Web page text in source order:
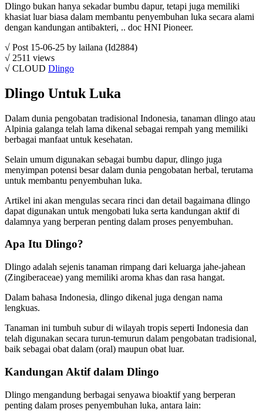
Dlingo bukan hanya sekadar bumbu dapur, tetapi juga memiliki
khasiat luar biasa dalam membantu penyembuhan luka secara alami
dengan kandungan antibakteri, .. doc HNI Pioneer.
√ Post 15-06-25 by lailana (Id2884)
√ 2511 views
√ CLOUD Dlingo
Dlingo Untuk Luka
Dalam dunia pengobatan tradisional Indonesia, tanaman dlingo atau
Alpinia galanga telah lama dikenal sebagai rempah yang memiliki
berbagai manfaat untuk kesehatan.
Selain umum digunakan sebagai bumbu dapur, dlingo juga
menyimpan potensi besar dalam dunia pengobatan herbal, terutama
untuk membantu penyembuhan luka.
Artikel ini akan mengulas secara rinci dan detail bagaimana dlingo
dapat digunakan untuk mengobati luka serta kandungan aktif di
dalamnya yang berperan penting dalam proses penyembuhan.
Apa Itu Dlingo?
Dlingo adalah sejenis tanaman rimpang dari keluarga jahe-jahean
(Zingiberaceae) yang memiliki aroma khas dan rasa hangat.
Dalam bahasa Indonesia, dlingo dikenal juga dengan nama
lengkuas.
Tanaman ini tumbuh subur di wilayah tropis seperti Indonesia dan
telah digunakan secara turun-temurun dalam pengobatan tradisional,
baik sebagai obat dalam (oral) maupun obat luar.
Kandungan Aktif dalam Dlingo
Dlingo mengandung berbagai senyawa bioaktif yang berperan
penting dalam proses penyembuhan luka, antara lain: